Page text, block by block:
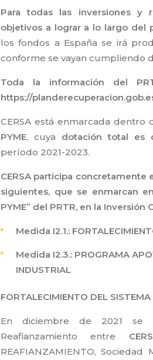
Para todas las inversiones
objetivos a lograr a lo largo del
los fondos a España se irá
conforme se vayan cumpliendo
Toda la información del
https://
CERSA está enmarcada dentro
PYME, cuya dotación total es
período 2021-2023.
CERSA participa concretamente
siguientes, que se enmarcan
PYME” del PRTR, en la Inversión
Medida I2.1.:
Medida I2.3.: PROGRAMA
INDUSTRIAL
FORTALECIMIENTO DEL
En diciembre de 2021 se
Reafianzamiento entre
REAFIANZAMIENTO, Sociedad